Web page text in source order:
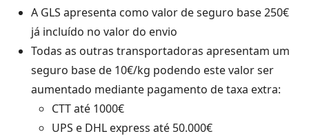
A GLS apresenta como valor de seguro base 250€
já incluído no valor do envio
Todas as outras transportadoras apresentam um
seguro base de 10€/kg podendo este valor ser
aumentado mediante pagamento de taxa extra:
CTT até 1000€
UPS e DHL express até 50.000€